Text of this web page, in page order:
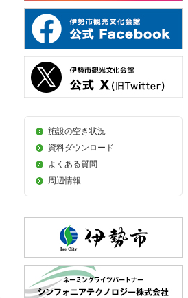
施設の空き状況
資料ダウンロード
よくある質問
周辺情報